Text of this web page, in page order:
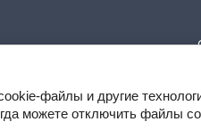
файлы и другие
можете отключить файлы